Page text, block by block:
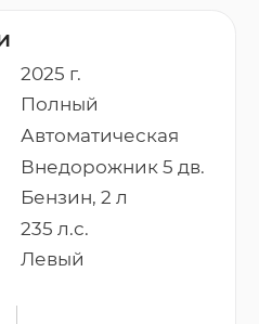
2025 г.
Полный
Автоматическая
Внедорожник 5 дв.
Бензин, 2 л
235 л.с.
Левый